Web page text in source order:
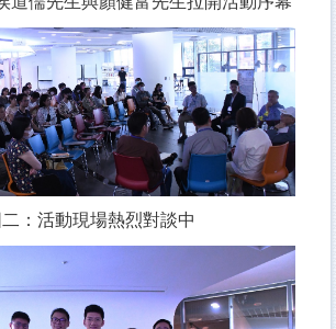
二：活動現場熱烈對談中